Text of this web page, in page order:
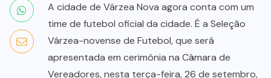
A cidade de Várzea Nova agora conta com um
time de futebol oficial da cidade. É a Seleção
Várzea-novense de Futebol, que será
apresentada em cerimônia na Câmara de
Vereadores, nesta terça-feira, 26 de setembro,